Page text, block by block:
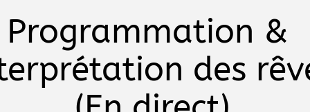
Programmation &
des